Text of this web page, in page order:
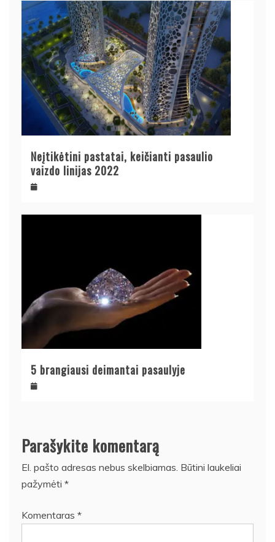
Neįtikėtini pastatai, keičianti pasaulio
vaizdo linijas 2022
5 brangiausi deimantai pasaulyje
Parašykite komentarą
El. pašto adresas nebus skelbiamas. Būtini laukeliai
pažymėti *
Komentaras *